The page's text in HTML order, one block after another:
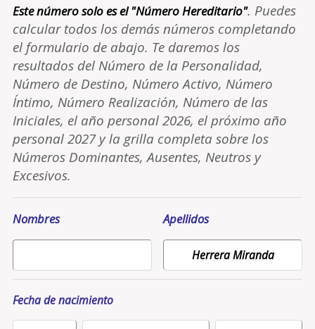
Este número solo es el "Número Hereditario". Puedes
calcular todos los demás números completando
el formulario de abajo. Te daremos los
resultados del Número de la Personalidad,
Número de Destino, Número Activo, Número
Íntimo, Número Realización, Número de las
Iniciales, el año personal 2026, el próximo año
personal 2027 y la grilla completa sobre los
Números Dominantes, Ausentes, Neutros y
Excesivos.
Nombres Apellidos
Fecha de nacimiento